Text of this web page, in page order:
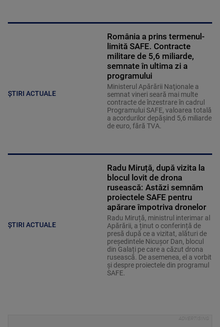
ȘTIRI ACTUALE
România a prins termenul-
limită SAFE. Contracte
militare de 5,6 miliarde,
semnate în ultima zi a
programului
Ministerul Apărării Naţionale a
semnat vineri seară mai multe
contracte de înzestrare în cadrul
Programului SAFE, valoarea totală
a acordurilor depăşind 5,6 miliarde
de euro, fără TVA.
ȘTIRI ACTUALE
Radu Miruță, după vizita la
blocul lovit de drona
rusească: Astăzi semnăm
proiectele SAFE pentru
apărare împotriva dronelor
Radu Miruță, ministrul interimar al
Apărării, a ținut o conferință de
presă după ce a vizitat, alături de
președintele Nicușor Dan, blocul
din Galați pe care a căzut drona
rusească. De asemenea, el a vorbit
și despre proiectele din programul
SAFE.